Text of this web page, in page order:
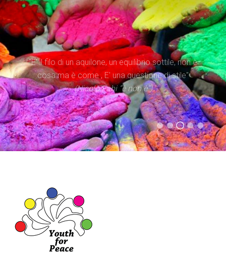
(Don Tonino Bello)
"Il tempo è superiore allo spazio. Dare priorità al
tempo significa occuparsi di iniziare processi, più
che di possedere spazi"
(Evangelii Gaudium)
"E' il filo di un aquilone, un equilibrio sottile, non è
cosa ma è come , E' una questione di stile"
(Nicolò Fabi “è non è”)
(Statuto Caritas Italiana)